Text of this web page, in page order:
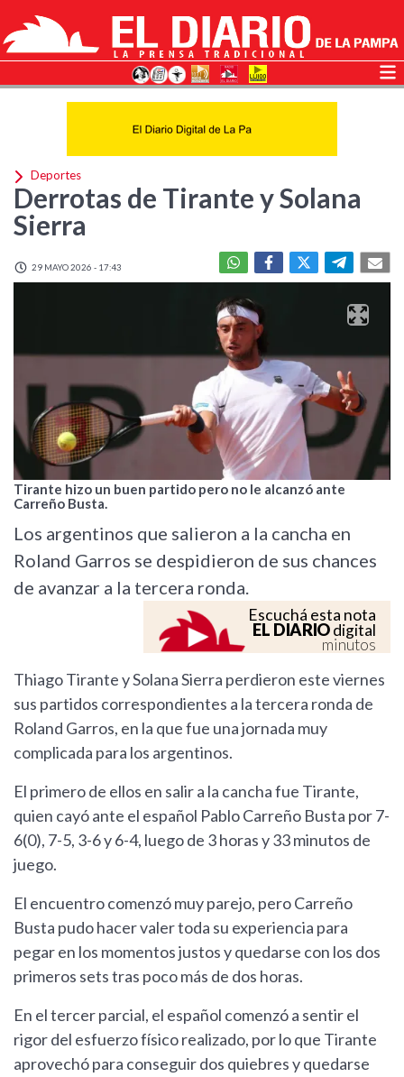
Deportes
Derrotas de Tirante y Solana
Sierra
29 MAYO 2026 - 17:43
Tirante hizo un buen partido pero no le alcanzó ante
Carreño Busta.
Los argentinos que salieron a la cancha en
Roland Garros se despidieron de sus chances
de avanzar a la tercera ronda.
Escuchá esta nota
EL DIARIOdigital
minutos
Thiago Tirante y Solana Sierra perdieron este viernes
sus partidos correspondientes a la tercera ronda de
Roland Garros, en la que fue una jornada muy
complicada para los argentinos.
El primero de ellos en salir a la cancha fue Tirante,
quien cayó ante el español Pablo Carreño Busta por 7-
6(0), 7-5, 3-6 y 6-4, luego de 3 horas y 33 minutos de
juego.
El encuentro comenzó muy parejo, pero Carreño
Busta pudo hacer valer toda su experiencia para
pegar en los momentos justos y quedarse con los dos
primeros sets tras poco más de dos horas.
En el tercer parcial, el español comenzó a sentir el
rigor del esfuerzo físico realizado, por lo que Tirante
aprovechó para conseguir dos quiebres y quedarse